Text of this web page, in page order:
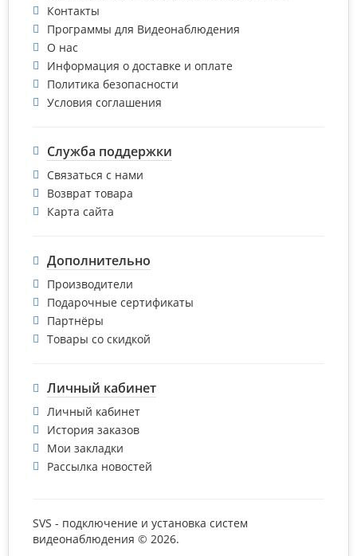
Контакты
Программы для Видеонаблюдения
О нас
Информация о доставке и оплате
Политика безопасности
Условия соглашения
Служба поддержки
Связаться с нами
Возврат товара
Карта сайта
Дополнительно
Производители
Подарочные сертификаты
Партнёры
Товары со скидкой
Личный кабинет
Личный кабинет
История заказов
Мои закладки
Рассылка новостей
SVS - подключение и установка систем
видеонаблюдения © 2026.